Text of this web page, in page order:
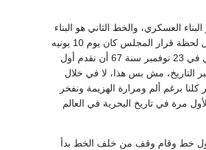
متوازيين: الخط الأولاني هو البناء العسكري، والخط الثاني هو البناء
السياسي .. هذا المجلس لما أتخذ قراره في 10 يونيه وفوض جمال عبدالناصر أن يعيد البناء العسكري والبناء السياسي .. ومن أول لحظة قرار المجلس كان يوم 10 يونيه
سنة 67، يوم 11 يونيه سنة 67 كان جمال بيبدأ في بناء البناء العسكري مرة أخرى. وأمكن إن إحنا في خلال خمسة أشهر فقط أي في 23 نوفمبر سنة 67 أن نقدم أول
التاريخ، مش بس هذا، لا في خلال
برغم ألم ومرارة الهزيمة ونفخر
وهي إيلات لأول مرة في تاريخ البحرية في العالم
في 23 نوفمبر زي ما قلت لكم كان انتهى أول خط وقام وقف من خلف الخط بدأ